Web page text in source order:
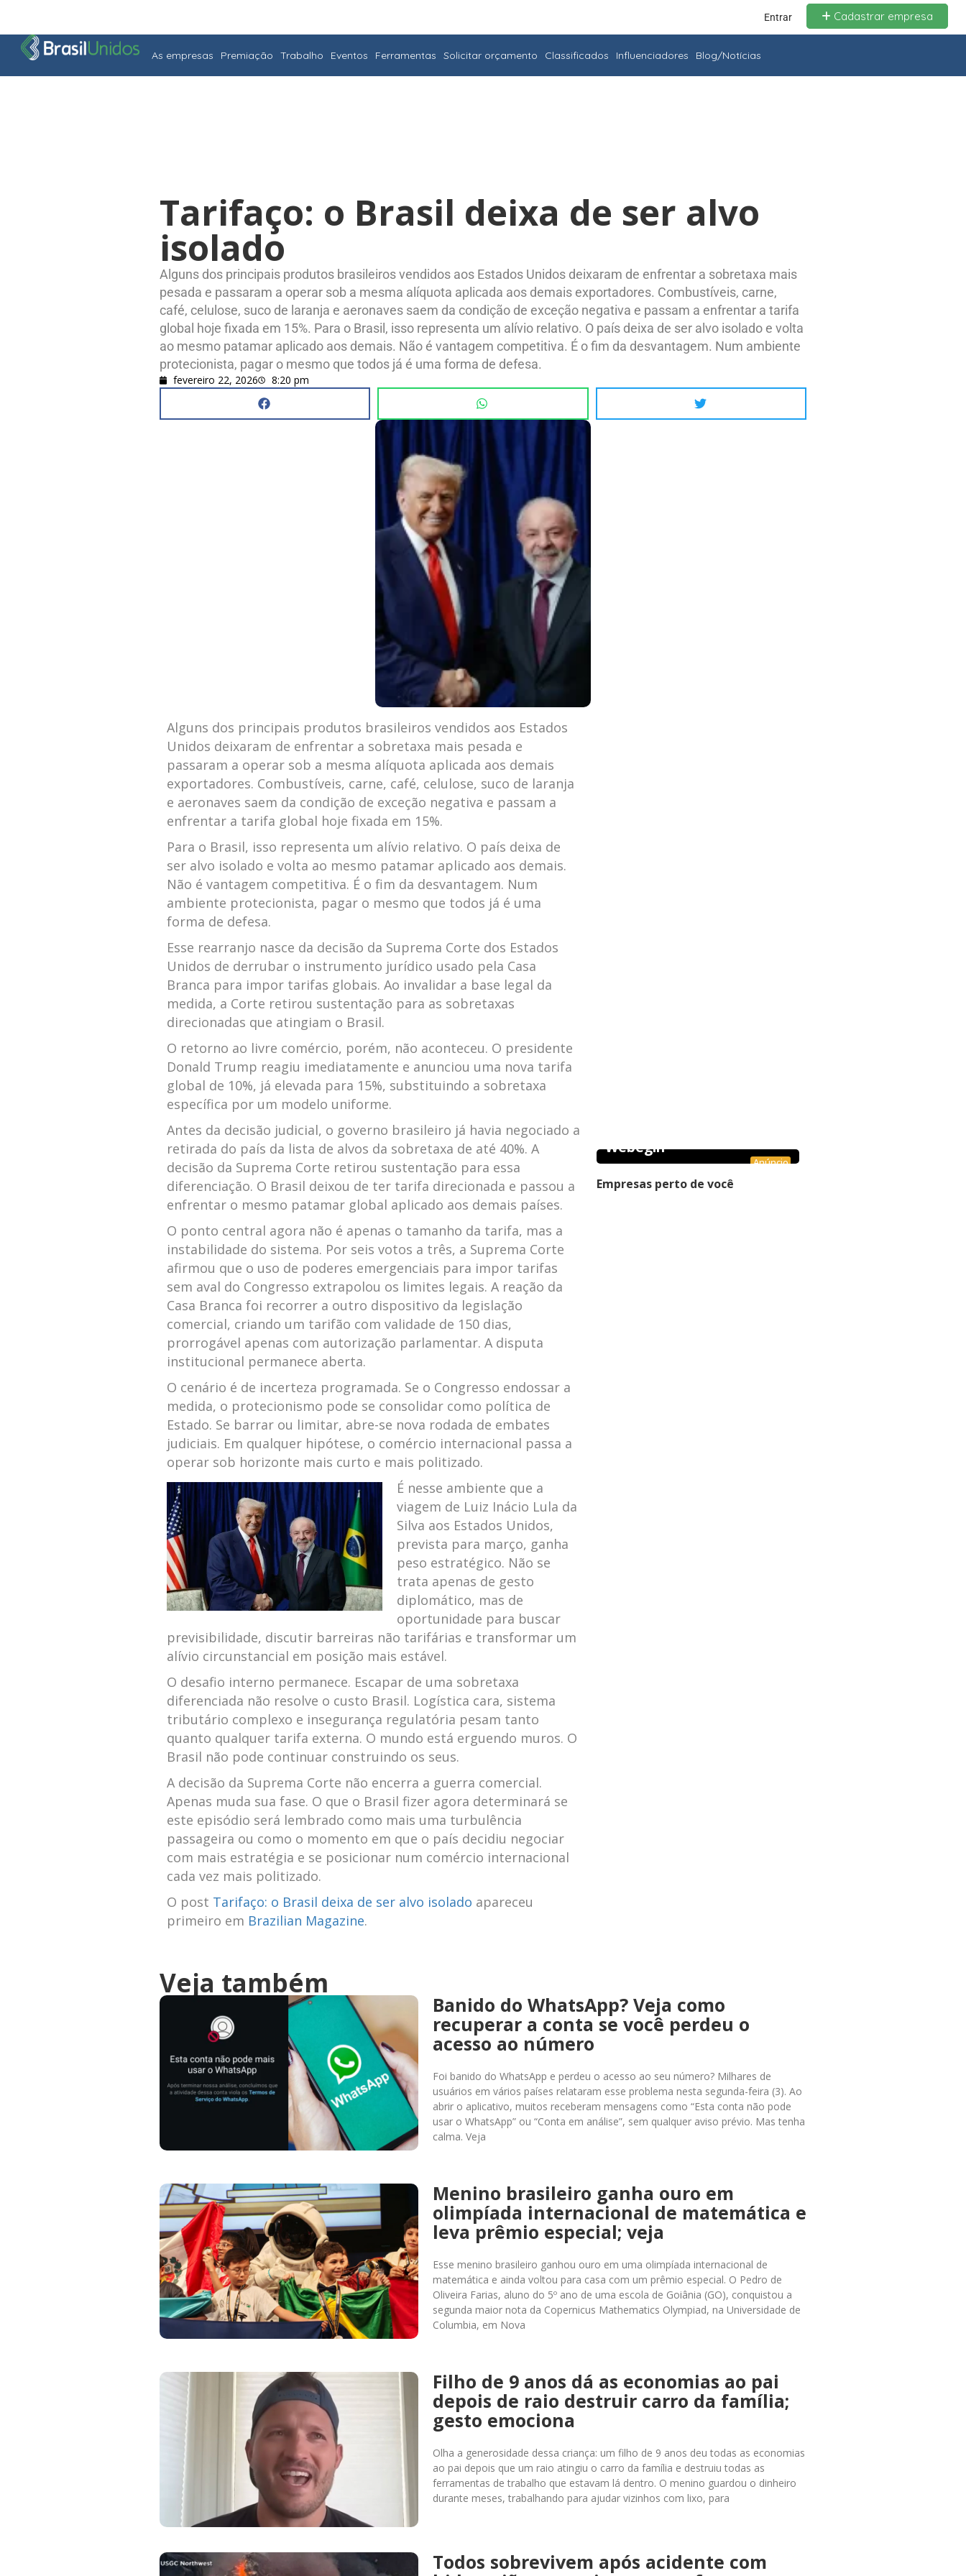
Entrar Cadastrar empresa
As empresas Premiação Trabalho Eventos Ferramentas Solicitar orçamento Classificados Influenciadores Blog/Notícias
Tarifaço: o Brasil deixa de ser alvo
isolado
Alguns dos principais produtos brasileiros vendidos aos Estados Unidos deixaram de enfrentar a sobretaxa mais
pesada e passaram a operar sob a mesma alíquota aplicada aos demais exportadores. Combustíveis, carne,
café, celulose, suco de laranja e aeronaves saem da condição de exceção negativa e passam a enfrentar a tarifa
global hoje fixada em 15%. Para o Brasil, isso representa um alívio relativo. O país deixa de ser alvo isolado e volta
ao mesmo patamar aplicado aos demais. Não é vantagem competitiva. É o fim da desvantagem. Num ambiente
protecionista, pagar o mesmo que todos já é uma forma de defesa.
fevereiro 22, 2026 8:20 pm
Alguns dos principais produtos brasileiros vendidos aos Estados
Unidos deixaram de enfrentar a sobretaxa mais pesada e
passaram a operar sob a mesma alíquota aplicada aos demais
exportadores. Combustíveis, carne, café, celulose, suco de laranja
e aeronaves saem da condição de exceção negativa e passam a
enfrentar a tarifa global hoje fixada em 15%.
Para o Brasil, isso representa um alívio relativo. O país deixa de
ser alvo isolado e volta ao mesmo patamar aplicado aos demais.
Não é vantagem competitiva. É o fim da desvantagem. Num
ambiente protecionista, pagar o mesmo que todos já é uma
forma de defesa.
Esse rearranjo nasce da decisão da Suprema Corte dos Estados
Unidos de derrubar o instrumento jurídico usado pela Casa
Branca para impor tarifas globais. Ao invalidar a base legal da
medida, a Corte retirou sustentação para as sobretaxas
direcionadas que atingiam o Brasil.
O retorno ao livre comércio, porém, não aconteceu. O presidente
Donald Trump reagiu imediatamente e anunciou uma nova tarifa
global de 10%, já elevada para 15%, substituindo a sobretaxa
específica por um modelo uniforme.
Antes da decisão judicial, o governo brasileiro já havia negociado a
retirada do país da lista de alvos da sobretaxa de até 40%. A
decisão da Suprema Corte retirou sustentação para essa
diferenciação. O Brasil deixou de ter tarifa direcionada e passou a
enfrentar o mesmo patamar global aplicado aos demais países.
O ponto central agora não é apenas o tamanho da tarifa, mas a
instabilidade do sistema. Por seis votos a três, a Suprema Corte
afirmou que o uso de poderes emergenciais para impor tarifas
sem aval do Congresso extrapolou os limites legais. A reação da
Casa Branca foi recorrer a outro dispositivo da legislação
comercial, criando um tarifão com validade de 150 dias,
prorrogável apenas com autorização parlamentar. A disputa
institucional permanece aberta.
O cenário é de incerteza programada. Se o Congresso endossar a
medida, o protecionismo pode se consolidar como política de
Estado. Se barrar ou limitar, abre-se nova rodada de embates
judiciais. Em qualquer hipótese, o comércio internacional passa a
operar sob horizonte mais curto e mais politizado.
É nesse ambiente que a
viagem de Luiz Inácio Lula da
Silva aos Estados Unidos,
prevista para março, ganha
peso estratégico. Não se
trata apenas de gesto
diplomático, mas de
oportunidade para buscar
previsibilidade, discutir barreiras não tarifárias e transformar um
alívio circunstancial em posição mais estável.
O desafio interno permanece. Escapar de uma sobretaxa
diferenciada não resolve o custo Brasil. Logística cara, sistema
tributário complexo e insegurança regulatória pesam tanto
quanto qualquer tarifa externa. O mundo está erguendo muros. O
Brasil não pode continuar construindo os seus.
A decisão da Suprema Corte não encerra a guerra comercial.
Apenas muda sua fase. O que o Brasil fizer agora determinará se
este episódio será lembrado como mais uma turbulência
passageira ou como o momento em que o país decidiu negociar
com mais estratégia e se posicionar num comércio internacional
cada vez mais politizado.
O post Tarifaço: o Brasil deixa de ser alvo isolado apareceu
primeiro em Brazilian Magazine.
Anúncio
Webegin
Empresas perto de você
Veja também
Banido do WhatsApp? Veja como
recuperar a conta se você perdeu o
acesso ao número
Foi banido do WhatsApp e perdeu o acesso ao seu número? Milhares de
usuários em vários países relataram esse problema nesta segunda-feira (3). Ao
abrir o aplicativo, muitos receberam mensagens como “Esta conta não pode
usar o WhatsApp” ou “Conta em análise”, sem qualquer aviso prévio. Mas tenha
calma. Veja
Menino brasileiro ganha ouro em
olimpíada internacional de matemática e
leva prêmio especial; veja
Esse menino brasileiro ganhou ouro em uma olimpíada internacional de
matemática e ainda voltou para casa com um prêmio especial. O Pedro de
Oliveira Farias, aluno do 5º ano de uma escola de Goiânia (GO), conquistou a
segunda maior nota da Copernicus Mathematics Olympiad, na Universidade de
Columbia, em Nova
Filho de 9 anos dá as economias ao pai
depois de raio destruir carro da família;
gesto emociona
Olha a generosidade dessa criança: um filho de 9 anos deu todas as economias
ao pai depois que um raio atingiu o carro da família e destruiu todas as
ferramentas de trabalho que estavam lá dentro. O menino guardou o dinheiro
durante meses, trabalhando para ajudar vizinhos com lixo, para
Todos sobrevivem após acidente com